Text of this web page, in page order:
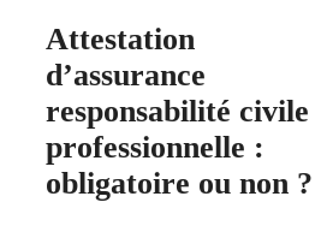
Attestation
d’assurance
responsabilité civile
professionnelle :
obligatoire ou non ?